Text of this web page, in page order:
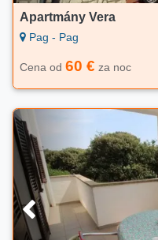
Apartmány Vera
Pag - Pag
Cena od 60 € za noc